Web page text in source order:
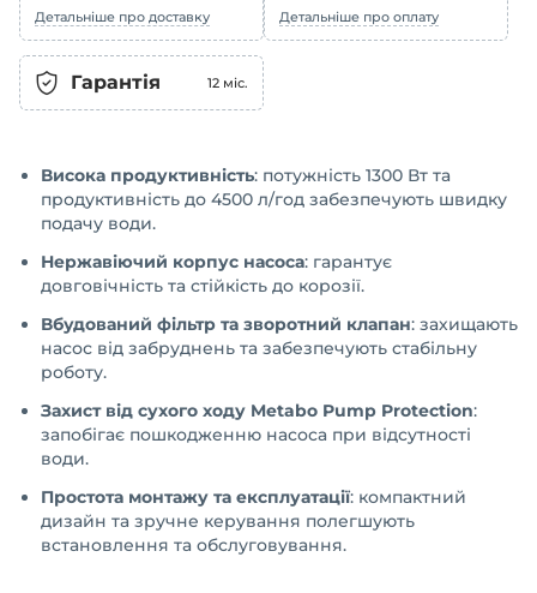
Детальніше про доставку
Детальніше про оплату
Гарантія 12 міс.
Висока продуктивність: потужність 1300 Вт та
продуктивність до 4500 л/год забезпечують швидку
подачу води.
Нержавіючий корпус насоса: гарантує
довговічність та стійкість до корозії.
Вбудований фільтр та зворотний клапан: захищають
насос від забруднень та забезпечують стабільну
роботу.
Захист від сухого ходу Metabo Pump Protection:
запобігає пошкодженню насоса при відсутності
води.
Простота монтажу та експлуатації: компактний
дизайн та зручне керування полегшують
встановлення та обслуговування.